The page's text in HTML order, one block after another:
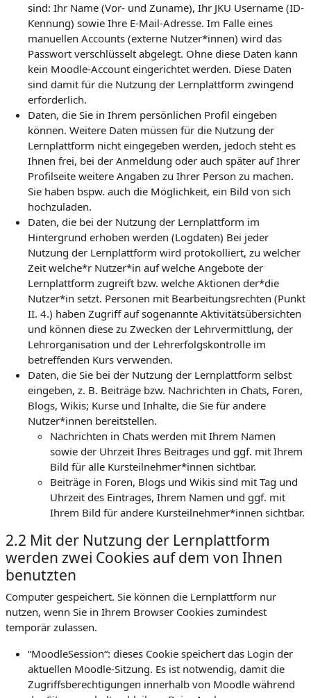
sind: Ihr Name (Vor- und Zuname), Ihr JKU Username (ID-
Kennung) sowie Ihre E-Mail-Adresse. Im Falle eines
manuellen Accounts (externe Nutzer*innen) wird das
Passwort verschlüsselt abgelegt. Ohne diese Daten kann
kein Moodle-Account eingerichtet werden. Diese Daten
sind damit für die Nutzung der Lernplattform zwingend
erforderlich.
Daten, die Sie in Ihrem persönlichen Profil eingeben
können. Weitere Daten müssen für die Nutzung der
Lernplattform nicht eingegeben werden, jedoch steht es
Ihnen frei, bei der Anmeldung oder auch später auf Ihrer
Profilseite weitere Angaben zu Ihrer Person zu machen.
Sie haben bspw. auch die Möglichkeit, ein Bild von sich
hochzuladen.
Daten, die bei der Nutzung der Lernplattform im
Hintergrund erhoben werden (Logdaten) Bei jeder
Nutzung der Lernplattform wird protokolliert, zu welcher
Zeit welche*r Nutzer*in auf welche Angebote der
Lernplattform zugreift bzw. welche Aktionen der*die
Nutzer*in setzt. Personen mit Bearbeitungsrechten (Punkt
II. 4.) haben Zugriff auf sogenannte Aktivitätsübersichten
und können diese zu Zwecken der Lehrvermittlung, der
Lehrorganisation und der Lehrerfolgskontrolle im
betreffenden Kurs verwenden.
Daten, die Sie bei der Nutzung der Lernplattform selbst
eingeben, z. B. Beiträge bzw. Nachrichten in Chats, Foren,
Blogs, Wikis; Kurse und Inhalte, die Sie für andere
Nutzer*innen bereitstellen.
Nachrichten in Chats werden mit Ihrem Namen
sowie der Uhrzeit Ihres Beitrages und ggf. mit Ihrem
Bild für alle Kursteilnehmer*innen sichtbar.
Beiträge in Foren, Blogs und Wikis sind mit Tag und
Uhrzeit des Eintrages, Ihrem Namen und ggf. mit
Ihrem Bild für andere Kursteilnehmer*innen sichtbar.
2.2 Mit der Nutzung der Lernplattform
werden zwei Cookies auf dem von Ihnen
benutzten
Computer gespeichert. Sie können die Lernplattform nur
nutzen, wenn Sie in Ihrem Browser Cookies zumindest
temporär zulassen.
“MoodleSession“: dieses Cookie speichert das Login der
aktuellen Moodle-Sitzung. Es ist notwendig, damit die
Zugriffsberechtigungen innerhalb von Moodle während